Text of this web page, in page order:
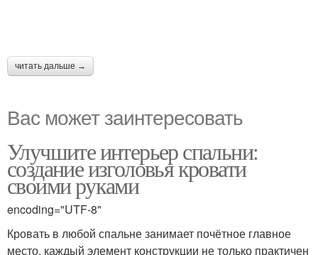
читать дальше →
Вас может заинтересовать
Улучшите интерьер спальни:
создание изголовья кровати
своими руками
encoding="UTF-8"
Кровать в любой спальне занимает почётное главное
место, каждый элемент конструкции не только практичен